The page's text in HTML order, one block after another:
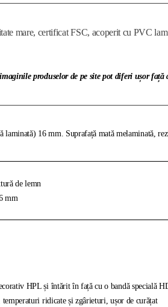
mare, certificat FSC, acoperit cu PVC
produselor de pe site pot diferi ușor
laminată) 16 mm. Suprafață mată melaminată,
de lemn
mm
HPL și întărit în față cu o bandă specială
ridicate și zgârieturi, ușor de curățat